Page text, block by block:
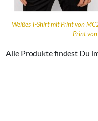
Weißes T-Shirt mit Print von
Print
Alle Produkte findest Du